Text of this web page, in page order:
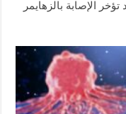
قد تؤخر الإصابة بالزهايمر